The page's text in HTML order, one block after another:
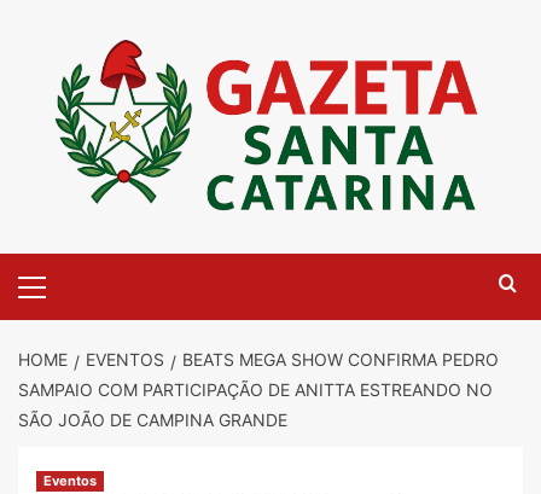
content
Menu
HOME EVENTOS
BEATS MEGA SHOW CONFIRMA PEDRO
SAMPAIO COM PARTICIPAÇÃO DE ANITTA ESTREANDO NO
SÃO JOÃO DE CAMPINA GRANDE
Eventos